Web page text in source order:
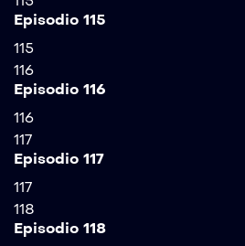
Episodio 115
115
116
Episodio 116
116
117
Episodio 117
117
118
Episodio 118